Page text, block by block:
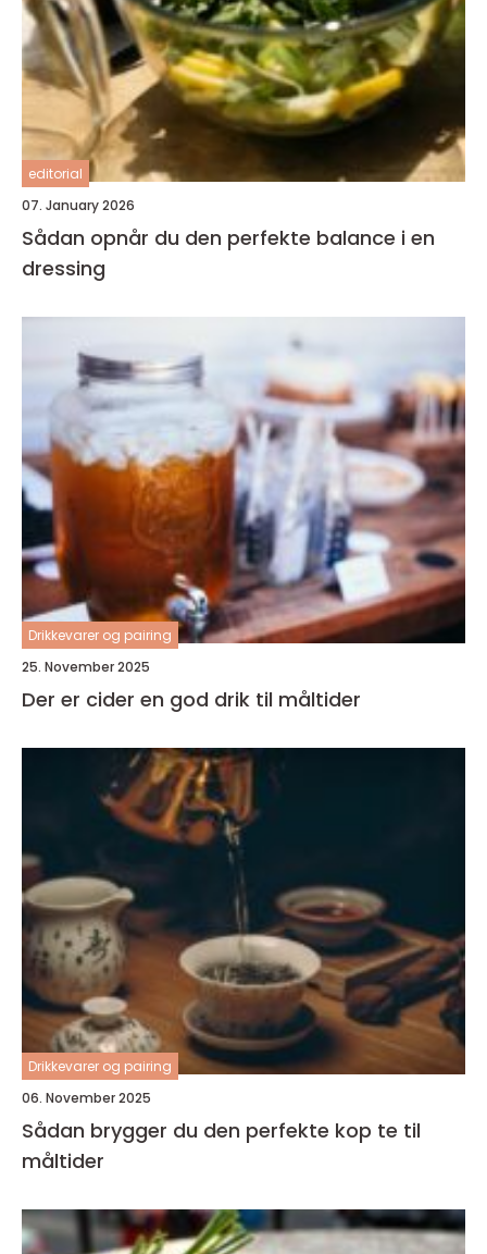
editorial
07. January 2026
Sådan opnår du den perfekte balance i en
dressing
Drikkevarer og pairing
25. November 2025
Der er cider en god drik til måltider
Drikkevarer og pairing
06. November 2025
Sådan brygger du den perfekte kop te til
måltider